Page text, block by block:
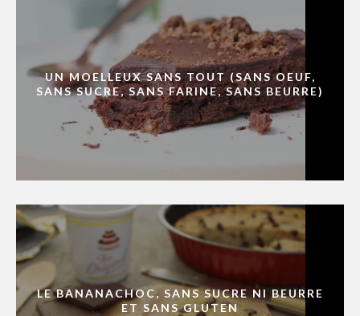
UN MOELLEUX SANS TOUT (SANS OEUF,
SANS SUCRE, SANS FARINE, SANS BEURRE)
LE BANANACHOC, SANS SUCRE NI BEURRE
ET SANS GLUTEN